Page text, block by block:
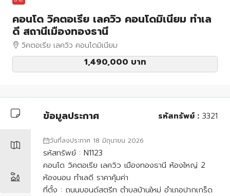
คอนโด วิคตอเรีย เลควิว คอนโดมิเนียม ทำเล
ดี สถานีเมืองทองธานี
วิคตอเรีย เลควิว คอนโดมิเนียม
1,490,000 บาท
ข้อมูลประกาศ รหัสทรัพย์ : 3321
วันที่ลงประกาศ 18 มิถุนายน 2026
รหัสทรัพย์ : N1123
คอนโด วิคตอเรีย เลควิว เมืองทองธานี ห้องใหญ่ 2
ห้องนอน ทำเลดี ราคาคุ้มค่า
ที่ตั้ง : ถนนบอนด์สตรีท ตำบลบ้านใหม่ อำเภอปากเกร็ด